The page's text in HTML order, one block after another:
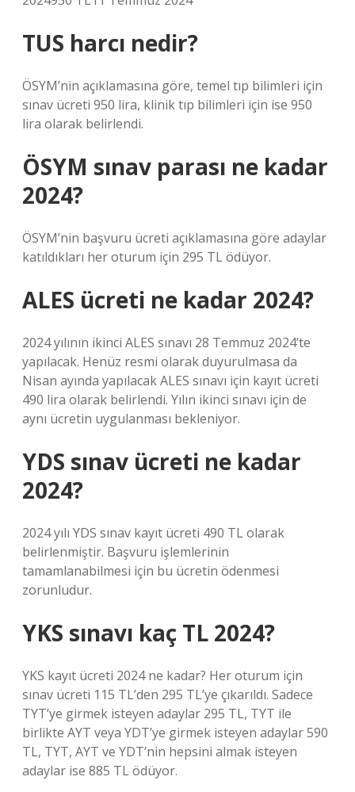
TUS harcı nedir?
ÖSYM’nin açıklamasına göre, temel tıp bilimleri için
sınav ücreti 950 lira, klinik tıp bilimleri için ise 950
lira olarak belirlendi.
ÖSYM sınav parası ne kadar
2024?
ÖSYM’nin başvuru ücreti açıklamasına göre adaylar
katıldıkları her oturum için 295 TL ödüyor.
ALES ücreti ne kadar 2024?
2024 yılının ikinci ALES sınavı 28 Temmuz 2024’te
yapılacak. Henüz resmi olarak duyurulmasa da
Nisan ayında yapılacak ALES sınavı için kayıt ücreti
490 lira olarak belirlendi. Yılın ikinci sınavı için de
aynı ücretin uygulanması bekleniyor.
YDS sınav ücreti ne kadar
2024?
2024 yılı YDS sınav kayıt ücreti 490 TL olarak
belirlenmiştir. Başvuru işlemlerinin
tamamlanabilmesi için bu ücretin ödenmesi
zorunludur.
YKS sınavı kaç TL 2024?
YKS kayıt ücreti 2024 ne kadar? Her oturum için
sınav ücreti 115 TL’den 295 TL’ye çıkarıldı. Sadece
TYT’ye girmek isteyen adaylar 295 TL, TYT ile
birlikte AYT veya YDT’ye girmek isteyen adaylar 590
TL, TYT, AYT ve YDT’nin hepsini almak isteyen
adaylar ise 885 TL ödüyor.